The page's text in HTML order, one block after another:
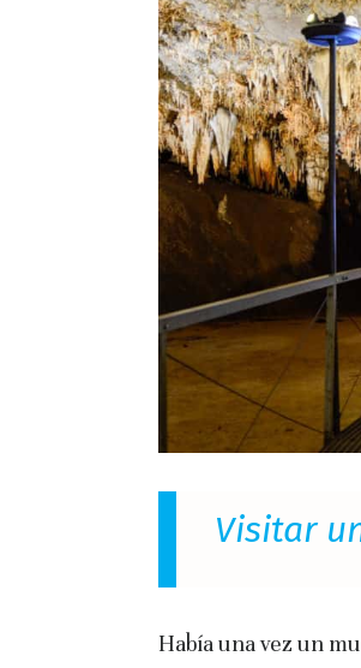
Visitar
Había una vez un